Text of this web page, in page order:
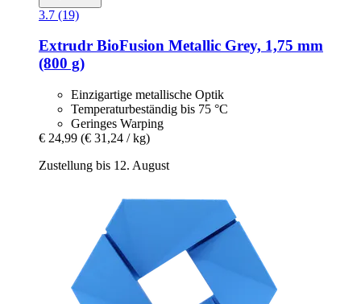
3.7 (19)
Extrudr BioFusion Metallic Grey, 1,75 mm
(800 g)
Einzigartige metallische Optik
Temperaturbeständig bis 75 °C
Geringes Warping
€ 24,99 (€ 31,24 / kg)
Zustellung bis 12. August